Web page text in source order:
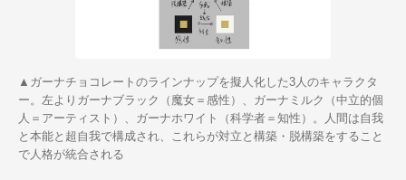
▲ガーナチョコレートのラインナップを擬人化した3人のキャラクタ
ー。左よりガーナブラック（魔女＝感性）、ガーナミルク（中立的個
人＝アーティスト）、ガーナホワイト（科学者＝知性）。人間は自我
と本能と超自我で構成され、これらが対立と構築・脱構築をすること
で人格が統合される